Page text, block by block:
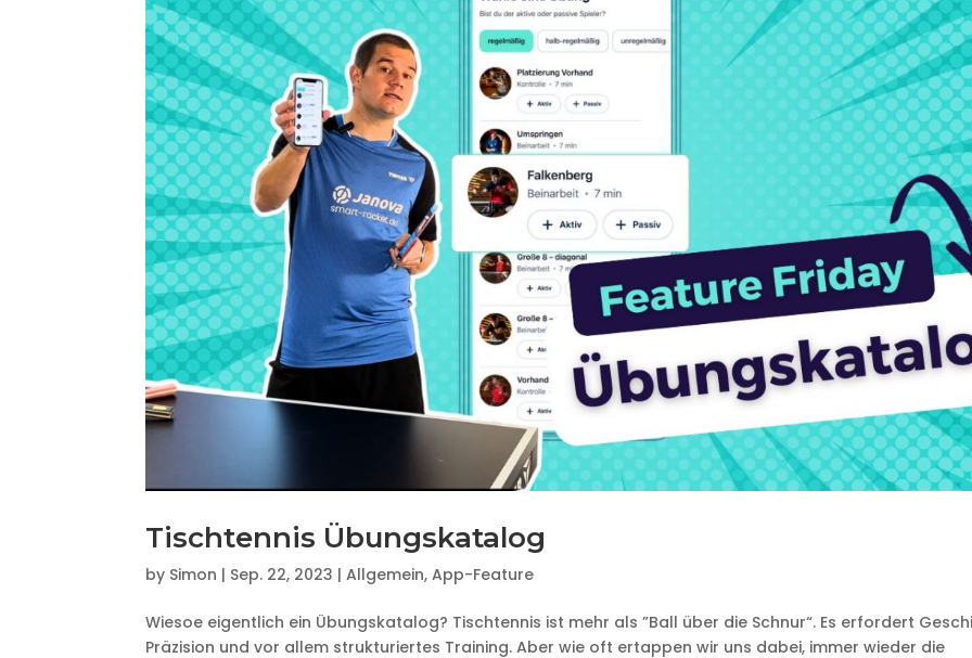
Tischtennis Übungskatalog
by Simon | Sep. 22, 2023 |Allgemein,App-Feature
Wiesoe eigentlich ein Übungskatalog? Tischtennis ist mehr als ”Ball über die Schnur“. Es erfordert
Präzision und vor allem strukturiertes Training. Aber wie oft ertappen wir uns dabei, immer wieder die